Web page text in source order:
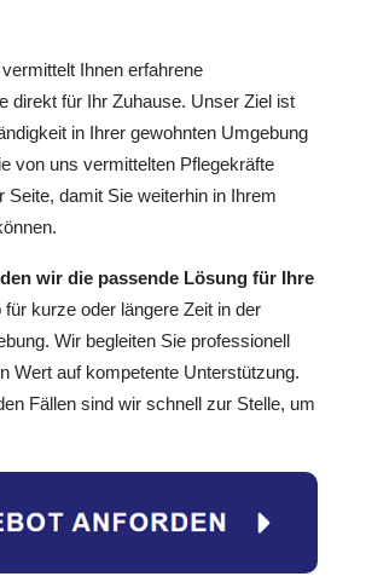
Ihnen erfahrene
direkt für Ihr Zuhause. Unser Ziel ist
in Ihrer gewohnten Umgebung
von uns vermittelten Pflegekräfte
Seite, damit Sie weiterhin in Ihrem
wir die passende Lösung für Ihre
für kurze oder längere Zeit in der
Wir begleiten Sie professionell
Wert auf kompetente Unterstützung.
Fällen sind wir schnell zur Stelle, um